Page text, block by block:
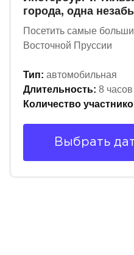
города, одна
Посетить самые
Восточной Пруссии
Тип: автомобильная
Длительность: 8 часов
Количество
Выбрать